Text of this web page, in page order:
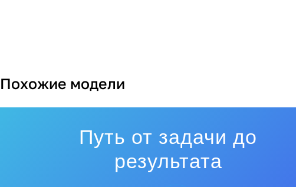
Похожие модели
Путь от задачи до
результата